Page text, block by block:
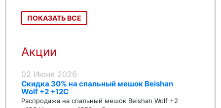
ПОКАЗАТЬ ВСЕ
Акции
02 Июня 2026
Скидка 30% на спальный мешок Beishan
Wolf +2 +12C
Распродажа на спальный мешок Beishan Wolf +2